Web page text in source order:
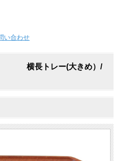
い合わせ
横長トレー(大きめ）/